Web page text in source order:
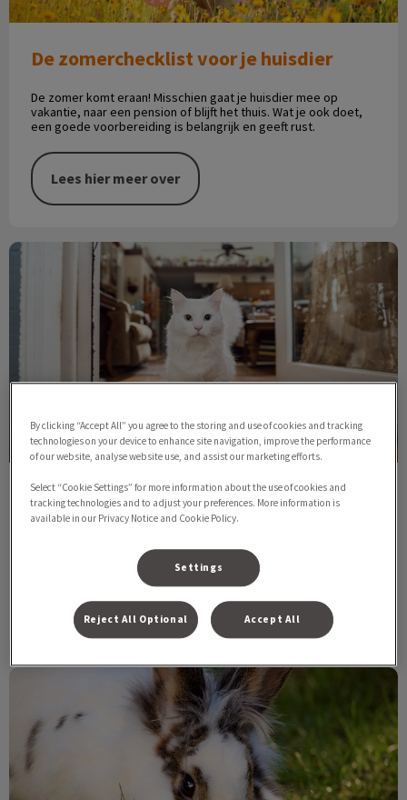
De zomerchecklist voor je huisdier
De zomer komt eraan! Misschien gaat je huisdier mee op
vakantie, naar een pension of blijft het thuis. Wat je ook doet,
een goede voorbereiding is belangrijk en geeft rust.
Lees hier meer over
Verzekering
Verzekering
Lees hier meer over
Bescherm je konijn voor warmere dagen
By clicking “Accept All” you agree to the storing and use of cookies and tracking
technologies on your device to enhance site navigation, improve the performance
of our website, analyse website use, and assist our marketing efforts.
Select “Cookie Settings” for more information about the use of cookies and
tracking technologies and to adjust your preferences. More information is
available in our Privacy Notice and Cookie Policy.
Settings
Reject All Optional Accept All